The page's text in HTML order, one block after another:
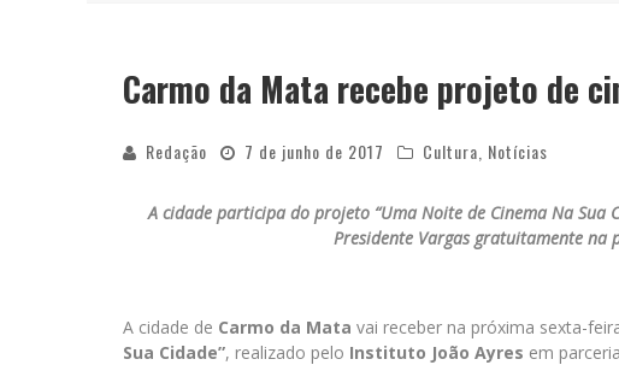
YAN TRAZ A TURNÊ NACIONAL DO PAGODYANDO
Carmo da Mata recebe projeto de
Redação 7 de junho de 2017 Cultura Notícias
A cidade participa do projeto “Uma Noite de Cinema Na Sua
Presidente Vargas gratuitamente na
A cidade de Carmo da Mata vai receber na próxima sexta-
Sua Cidade”, realizado pelo Instituto João Ayres em